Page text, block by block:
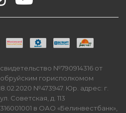
№790914316 от
горисполкомом
№473947. Юр. адрес: г.
Советская, д. 113
в ОАО «Белинвестбанк»,